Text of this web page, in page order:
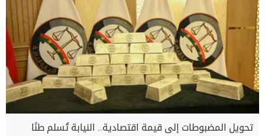
تحويل المضبوطات إلى قيمة اقتصادية.. النيابة تُسلم طنًا